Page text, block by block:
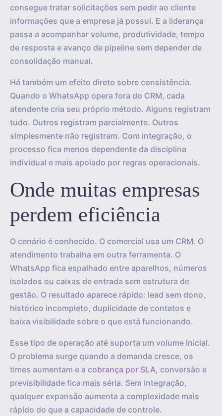
consegue tratar solicitações sem pedir ao cliente
informações que a empresa já possui. E a liderança
passa a acompanhar volume, produtividade, tempo
de resposta e avanço de pipeline sem depender de
consolidação manual.
Há também um efeito direto sobre consistência.
Quando o WhatsApp opera fora do CRM, cada
atendente cria seu próprio método. Alguns registram
tudo. Outros registram parcialmente. Outros
simplesmente não registram. Com integração, o
processo fica menos dependente da disciplina
individual e mais apoiado por regras operacionais.
Onde muitas empresas
perdem eficiência
O cenário é conhecido. O comercial usa um CRM. O
atendimento trabalha em outra ferramenta. O
WhatsApp fica espalhado entre aparelhos, números
isolados ou caixas de entrada sem estrutura de
gestão. O resultado aparece rápido: lead sem dono,
histórico incompleto, duplicidade de contatos e
baixa visibilidade sobre o que está funcionando.
Esse tipo de operação até suporta um volume inicial.
O problema surge quando a demanda cresce, os
times aumentam e a cobrança por SLA, conversão e
previsibilidade fica mais séria. Sem integração,
qualquer expansão aumenta a complexidade mais
rápido do que a capacidade de controle.